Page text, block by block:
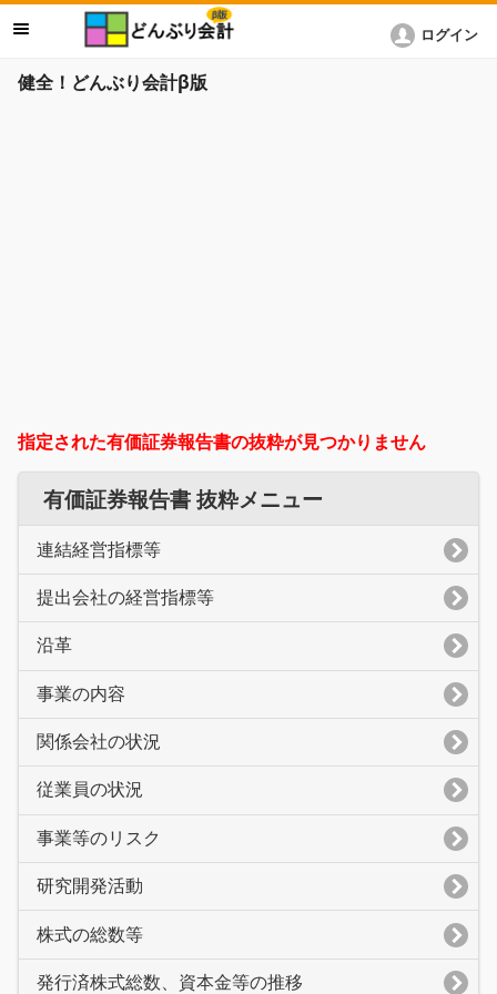
健全！どんぶり会計β版
ログイン
指定された有価証券報告書の抜粋が見つかりません
有価証券報告書 抜粋メニュー
連結経営指標等
提出会社の経営指標等
沿革
事業の内容
関係会社の状況
従業員の状況
事業等のリスク
研究開発活動
株式の総数等
発行済株式総数、資本金等の推移